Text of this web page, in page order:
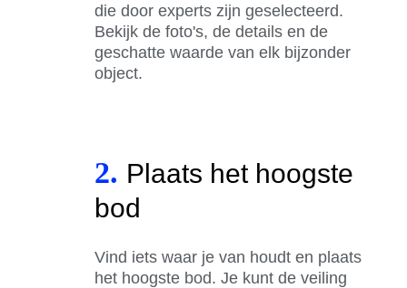
die door experts zijn geselecteerd.
Bekijk de foto's, de details en de
geschatte waarde van elk bijzonder
object.
2. Plaats het hoogste
bod
Vind iets waar je van houdt en plaats
het hoogste bod. Je kunt de veiling